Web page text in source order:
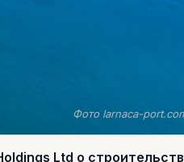
Фото larnaca-
Ltd о